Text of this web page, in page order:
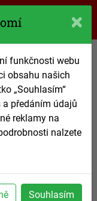
funkčnosti webu
obsahu našich
„Souhlasím“
předáním údajů
reklamy na
nalzete
Souhlasím